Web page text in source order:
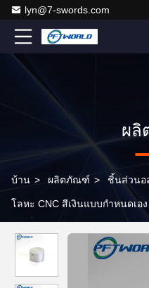
lyn@7-swords.com
ผ
บ้าน > ผลิตภัณฑ์ > ชิ้นส่วนอ
โลหะ CNC สีเงินแบบกำหนดเอง